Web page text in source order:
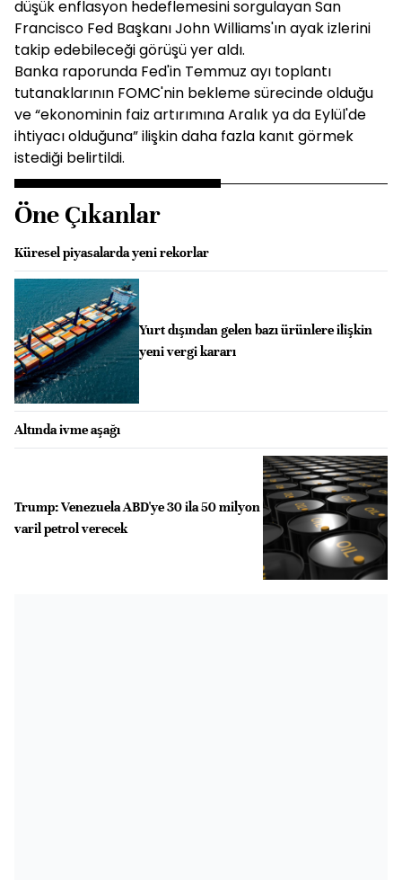
düşük enflasyon hedeflemesini sorgulayan San
Francisco Fed Başkanı John Williams'ın ayak izlerini
takip edebileceği görüşü yer aldı.
Banka raporunda Fed'in Temmuz ayı toplantı
tutanaklarının FOMC'nin bekleme sürecinde olduğu
ve “ekonominin faiz artırımına Aralık ya da Eylül'de
ihtiyacı olduğuna” ilişkin daha fazla kanıt görmek
istediği belirtildi.
Öne Çıkanlar
Küresel piyasalarda yeni rekorlar
Yurt dışından gelen bazı ürünlere ilişkin
yeni vergi kararı
Altında ivme aşağı
Trump: Venezuela ABD'ye 30 ila 50 milyon
varil petrol verecek